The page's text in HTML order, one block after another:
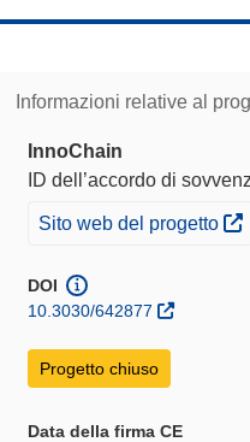
Informazioni relative al
InnoChain
ID dell’accordo di
(si apre in una nuova
Sito web del progetto
DOI
10.3030/642877
Progetto chiuso
Data della firma CE